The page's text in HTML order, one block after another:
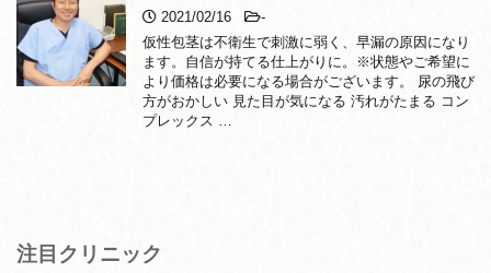
2021/02/16
-
仮性包茎は不衛生で刺激に弱く、早漏の原因になり
ます。自信が持てる仕上がりに。※状態やご希望に
より価格は必要になる場合がございます。 尿の飛び
方がおかしい 見た目が気になる 汚れがたまる コン
プレックス …
注目クリニック